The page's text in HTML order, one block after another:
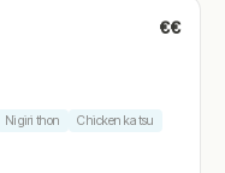
€€
Nigiri thon Chicken katsu